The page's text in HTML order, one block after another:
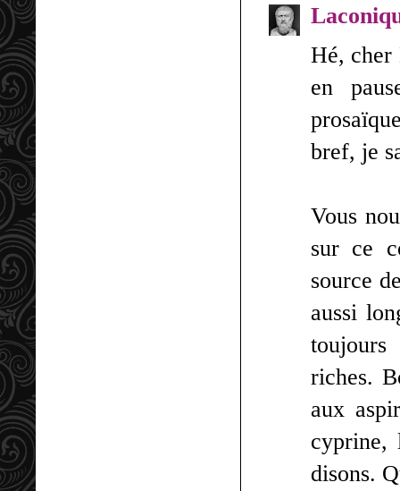
Hé, cher
en
bref, je
Vous
sur ce
source
aussi
toujours
riches.
aux
cyprine,
disons.